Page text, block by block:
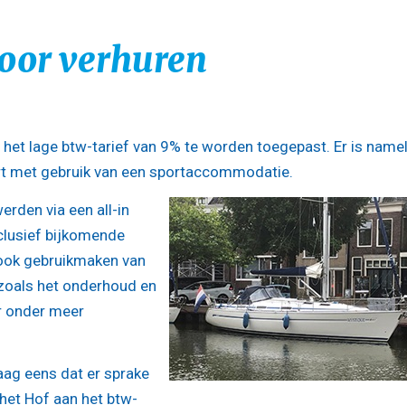
verhuren
lage btw-tarief van 9% te worden toegepast. Er is
met gebruik van een sportaccommodatie.
via een all-in
bijkomende
gebruikmaken van
het onderhoud en
onder meer
eens dat er sprake
Hof aan het btw-